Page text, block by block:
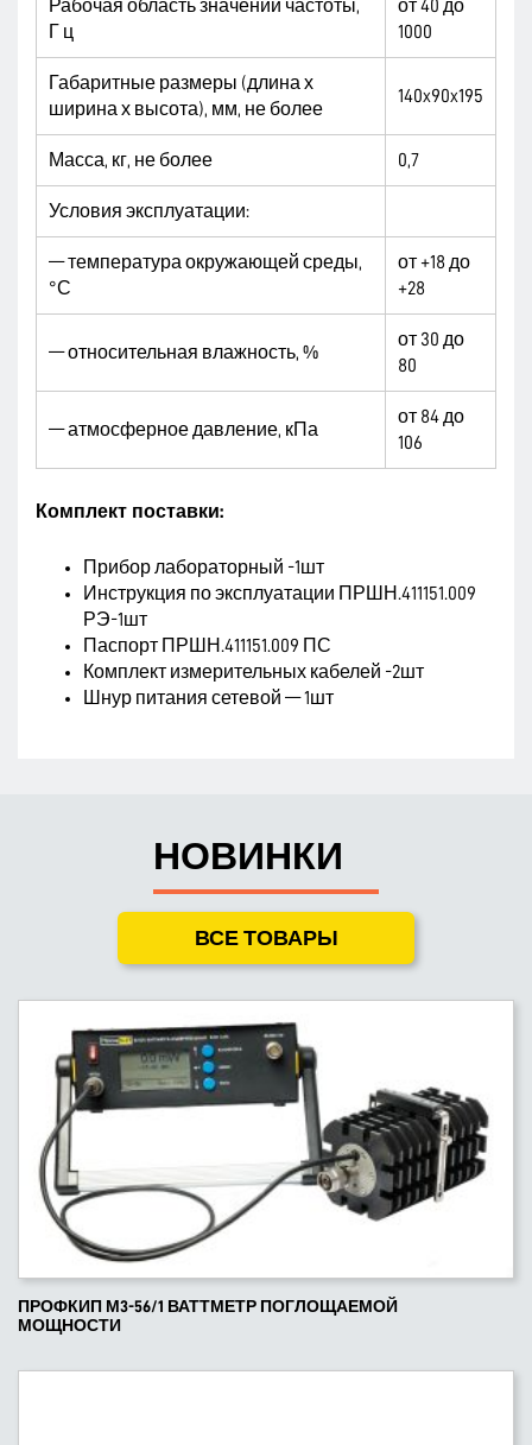
Рабочая область значений частоты,
Г ц
от 40 до
1000
Габаритные размеры (длина х
ширина х высота), мм, не более
140x90x195
Масса, кг, не более 0,7
Условия эксплуатации:
— температура окружающей среды,
°С
от +18 до
+28
— относительная влажность, %
от 30 до
80
— атмосферное давление, кПа
от 84 до
106
Комплект поставки:
Прибор лабораторный -1шт
Инструкция по эксплуатации ПРШН.411151.009
РЭ-1шт
Паспорт ПРШН.411151.009 ПС
Комплект измерительных кабелей -2шт
Шнур питания сетевой — 1шт
НОВИНКИ
ВСЕ ТОВАРЫ
ПРОФКИП М3-56/1 ВАТТМЕТР ПОГЛОЩАЕМОЙ
МОЩНОСТИ